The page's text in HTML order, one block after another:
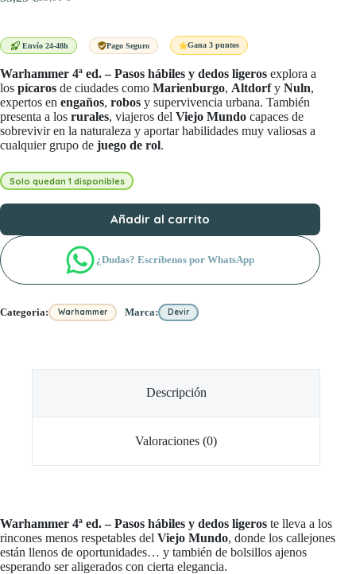
El
era:
El
es:
Envío 24-48h Pago Seguro Gana 3 puntos
Warhammer 4ª ed. – Pasos hábiles y dedos ligeros explora a
los pícaros de ciudades como Marienburgo, Altdorfy Nuln,
expertos en engaños, robos y supervivencia urbana. También
presenta a los rurales, viajeros del Viejo Mundo capaces de
sobrevivir en la naturaleza y aportar habilidades muy valiosas a
cualquier grupo de juego de rol.
Solo quedan 1 disponibles
Añadir al carrito
¿Dudas? Escríbenos por WhatsApp
Categoria: Warhammer Marca: Devir
Descripción
Valoraciones (0)
Warhammer 4ª ed. – Pasos hábiles y dedos ligeros te lleva a los
rincones menos respetables del Viejo Mundo, donde los callejones
están llenos de oportunidades… y también de bolsillos ajenos
esperando ser aligerados con cierta elegancia.